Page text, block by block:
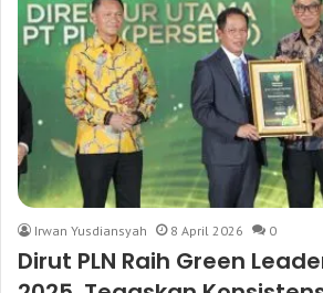
Irwan Yusdiansyah 8 April 2026 0
Dirut PLN Raih Green